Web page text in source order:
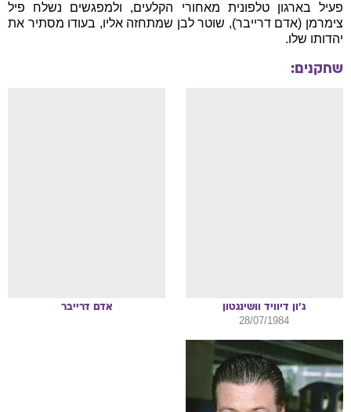
פעיל בארגון טלפונית מאחורי הקלעים, ולמפגשים נשלח פיל
צימרמן (אדם דרייבר), שוטר לבן שמתחזה אליו, בעודו מסתיר את
יהדותו שלו.
שחקנים:
ג'ון דיוויד וושינגטון
28/07/1984
אדם דרייבר